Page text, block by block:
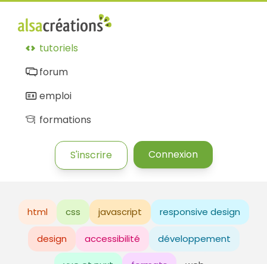
tutoriels
forum
emploi
formations
S'inscrire Connexion
html css javascript responsive design
design accessibilité développement